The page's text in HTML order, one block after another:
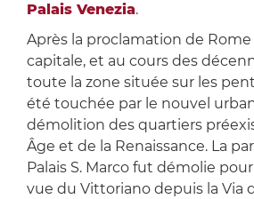
Palais Venezia.
Après la proclamation de
capitale, et au cours des
toute la zone située sur les
été touchée par le nouvel
démolition des quartiers
Âge et de la Renaissance. La
Palais S. Marco fut démolie
vue du Vittoriano depuis la Via